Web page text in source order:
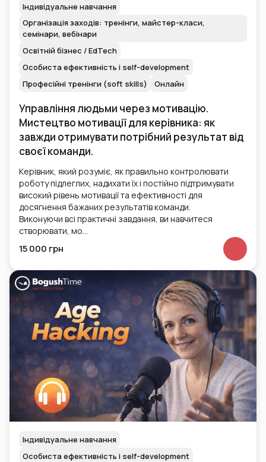
Індивідуальне навчання
Організація заходів: тренінги, майстер-класи,
семінари, вебінари
Освітній бізнес / EdTech
Особиста ефективність і self-development
Професійні тренінги (soft skills)
Онлайн
Управління людьми через мотивацію.
Мистецтво мотивації для керівника: як
завжди отримувати потрібний результат від
своєї команди.
Керівник, який розуміє, як правильно контролювати
роботу підлеглих, надихати їх і постійно підтримувати
високий рівень мотивації та ефективності для
досягнення бажаних результатів команди.
Виконуючи всі практичні завдання, ви навчитеся
створювати, мо…
15 000 грн
Індивідуальне навчання
Особиста ефективність і self-development